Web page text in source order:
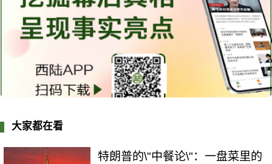
大家都在看
特朗普的\"中餐论\"：一盘菜里的